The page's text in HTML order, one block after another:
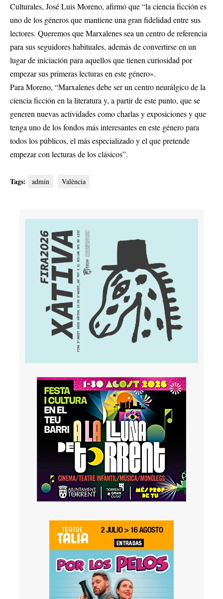
Culturales, José Luis Moreno, afirmó que “la ciencia ficción es
uno de los géneros que mantiene una gran fidelidad entre sus
lectores. Queremos que Marxalenes sea un centro de referencia
para sus seguidores habituales, además de convertirse en un
lugar de iniciación para aquellos que tienen curiosidad por
empezar sus primeras lecturas en este género».
Para Moreno, “Marxalenes debe ser un centro neurálgico de la
ciencia ficción en la literatura y, a partir de este punto, que se
generen nuevas actividades como charlas y exposiciones y que
tenga uno de los fondos más interesantes en este género para
todos los públicos, el más especializado y el que pretende
empezar con lecturas de los clásicos”.
Tags: admin València